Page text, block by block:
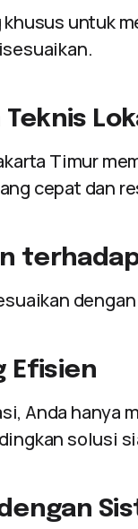
untuk
Timur
cepat dan
Efisien
Anda hanya
solusi